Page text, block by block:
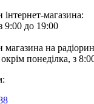
інтернет-магазина:
9:00 до 19:00
магазина на
понеділка, з